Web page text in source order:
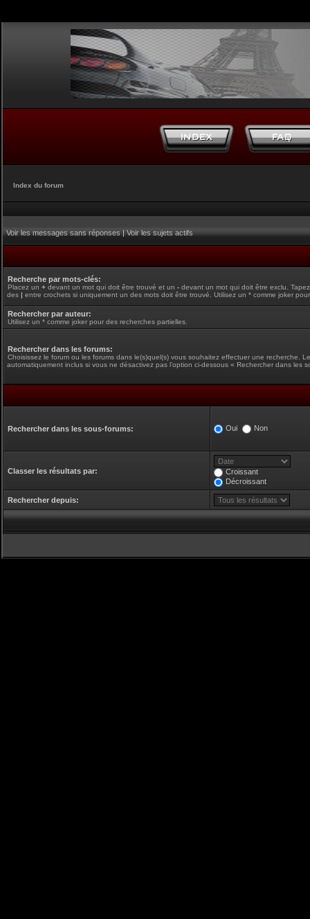
Index du forum
Voir les messages sans réponses|Voir les sujets actifs
Recherche par mots-clés:
Placez un + devant un mot qui doit être trouvé et un - devant un mot qui doit être exclu.
des | entre crochets si uniquement un des mots doit être trouvé. Utilisez un * comme joker
Rechercher par auteur:
Utilisez un * comme joker pour des recherches partielles.
Rechercher dans les forums:
Choisissez le forum ou les forums dans le(s)quel(s) vous souhaitez effectuer une recherche.
automatiquement inclus si vous ne désactivez pas l’option ci-dessous « Rechercher dans les
Rechercher dans les sous-forums: Oui Non
Classer les résultats par:
Croissant
Décroissant
Rechercher depuis: